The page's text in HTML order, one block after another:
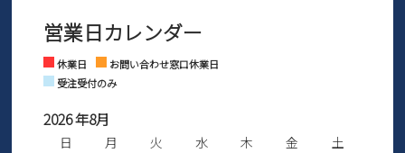
さい。
※土日祝はお問い合わせ窓口休業日となります。
Facebook Instagram
営業日カレンダー
休業日
お問い合わせ窓口休業日
受注受付のみ
2026 年8月
日 月 火 水 木 金
土